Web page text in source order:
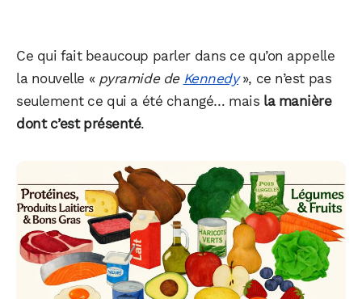
Ce qui fait beaucoup parler dans ce qu’on appelle
la nouvelle « pyramide de Kennedy», ce n’est pas
seulement ce qui a été changé… mais la manière
dont c’est présenté.